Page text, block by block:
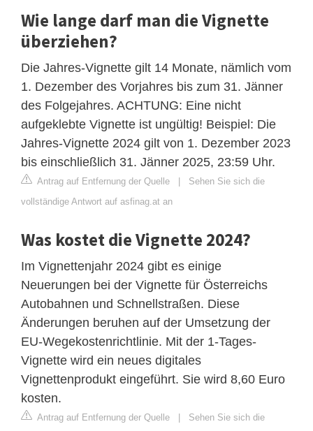
Wie lange darf man die Vignette
überziehen?
Die Jahres-Vignette gilt 14 Monate, nämlich vom
1. Dezember des Vorjahres bis zum 31. Jänner
des Folgejahres. ACHTUNG: Eine nicht
aufgeklebte Vignette ist ungültig! Beispiel: Die
Jahres-Vignette 2024 gilt von 1. Dezember 2023
bis einschließlich 31. Jänner 2025, 23:59 Uhr.
Antrag auf Entfernung der Quelle | Sehen Sie sich die
vollständige Antwort auf asfinag.at an
Was kostet die Vignette 2024?
Im Vignettenjahr 2024 gibt es einige
Neuerungen bei der Vignette für Österreichs
Autobahnen und Schnellstraßen. Diese
Änderungen beruhen auf der Umsetzung der
EU-Wegekostenrichtlinie. Mit der 1-Tages-
Vignette wird ein neues digitales
Vignettenprodukt eingeführt. Sie wird 8,60 Euro
kosten.
Antrag auf Entfernung der Quelle | Sehen Sie sich die